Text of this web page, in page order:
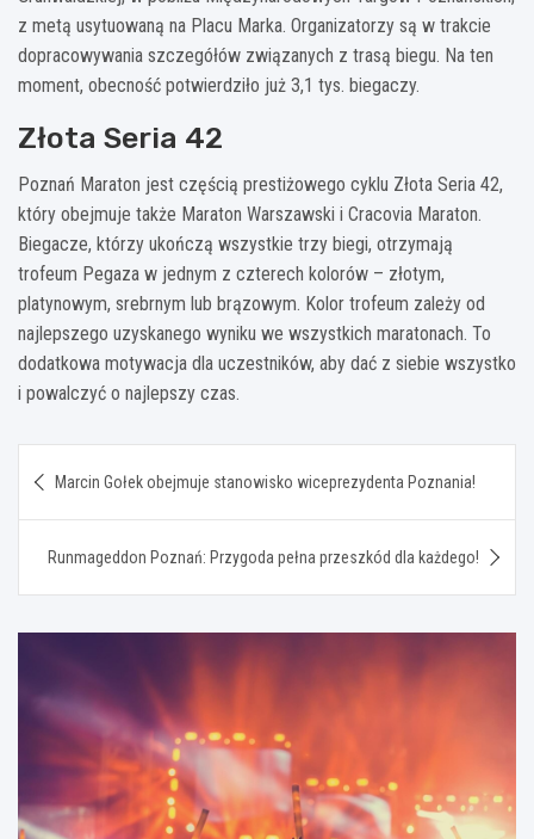
z metą usytuowaną na Placu Marka. Organizatorzy są w trakcie
dopracowywania szczegółów związanych z trasą biegu. Na ten
moment, obecność potwierdziło już 3,1 tys. biegaczy.
Złota Seria 42
Poznań Maraton jest częścią prestiżowego cyklu Złota Seria 42,
który obejmuje także Maraton Warszawski i Cracovia Maraton.
Biegacze, którzy ukończą wszystkie trzy biegi, otrzymają
trofeum Pegaza w jednym z czterech kolorów – złotym,
platynowym, srebrnym lub brązowym. Kolor trofeum zależy od
najlepszego uzyskanego wyniku we wszystkich maratonach. To
dodatkowa motywacja dla uczestników, aby dać z siebie wszystko
i powalczyć o najlepszy czas.
wpisu
Marcin Gołek obejmuje stanowisko wiceprezydenta Poznania!
Runmageddon Poznań: Przygoda pełna przeszkód dla każdego!